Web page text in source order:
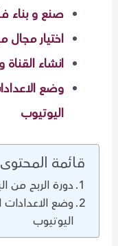
صنع و بناء
اختيار
انشاء
وضع
اليوتيوب
قائمة المحتوى
دورة الربح من
وضع الاعدادات
اليوتيوب